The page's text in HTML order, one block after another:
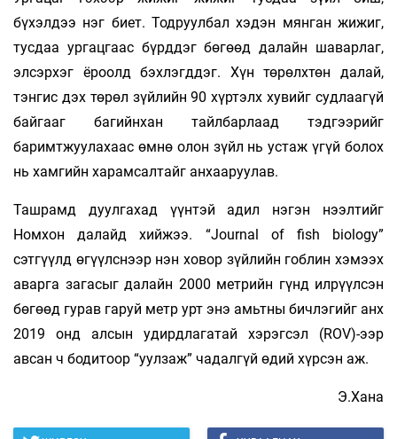
бүхэлдээ нэг биет. Тодруулбал хэдэн мянган жижиг,
тусдаа ургацгаас бүрддэг бөгөөд далайн шаварлаг,
элсэрхэг ёроолд бэхлэгддэг. Хүн төрөлхтөн далай,
тэнгис дэх төрөл зүйлийн 90 хүртэлх хувийг судлаагүй
байгааг багийнхан тайлбарлаад тэдгээрийг
баримтжуулахаас өмнө олон зүйл нь устаж үгүй болох
нь хамгийн харамсалтайг анхааруулав.
Ташрамд дуулгахад үүнтэй адил нэгэн нээлтийг
Номхон далайд хийжээ. “Journal of fish biology”
сэтгүүлд өгүүлснээр нэн ховор зүйлийн гоблин хэмээх
аварга загасыг далайн 2000 метрийн гүнд илрүүлсэн
бөгөөд гурав гаруй метр урт энэ амьтны бичлэгийг анх
2019 онд алсын удирдлагатай хэрэгсэл (ROV)-ээр
авсан ч бодитоор “уулзаж” чадалгүй өдий хүрсэн аж.
Э.Хана